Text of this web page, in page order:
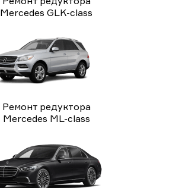
Mercedes GLK-class
Ремонт редуктора
Mercedes ML-class